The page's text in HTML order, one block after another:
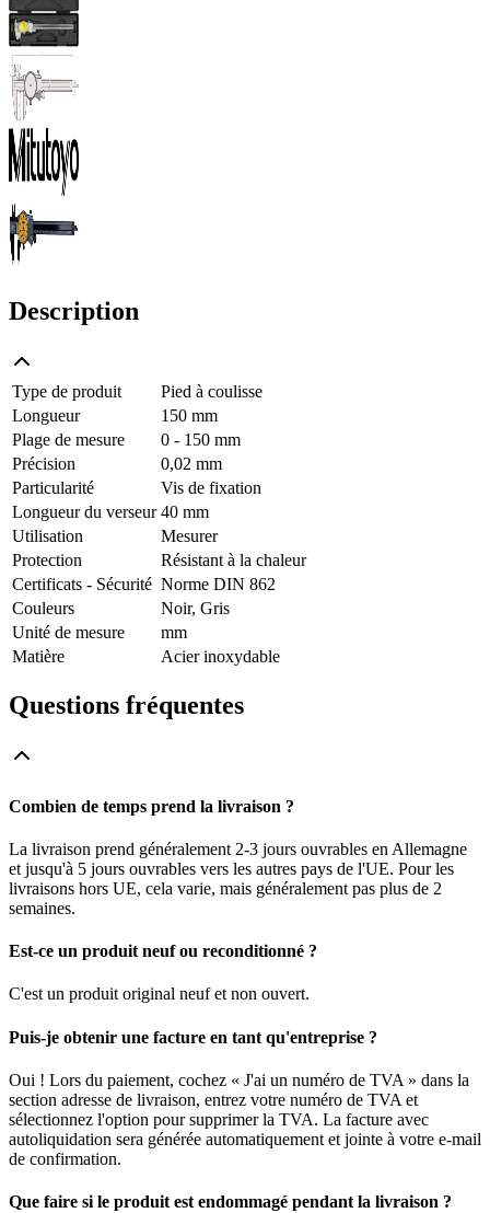
Description
Type de produit
Pied à coulisse
Longueur
150 mm
Plage de mesure
0 - 150 mm
Précision
0,02 mm
Particularité
Vis de fixation
Longueur du verseur 40 mm
Utilisation
Mesurer
Protection
Résistant à la chaleur
Certificats - Sécurité Norme DIN 862
Couleurs
Noir, Gris
Unité de mesure
mm
Matière
Acier inoxydable
Questions fréquentes
Combien de temps prend la livraison ?
La livraison prend généralement 2-3 jours ouvrables en Allemagne
et jusqu'à 5 jours ouvrables vers les autres pays de l'UE. Pour les
livraisons hors UE, cela varie, mais généralement pas plus de 2
semaines.
Est-ce un produit neuf ou reconditionné ?
C'est un produit original neuf et non ouvert.
Puis-je obtenir une facture en tant qu'entreprise ?
Oui ! Lors du paiement, cochez « J'ai un numéro de TVA » dans la
section adresse de livraison, entrez votre numéro de TVA et
sélectionnez l'option pour supprimer la TVA. La facture avec
autoliquidation sera générée automatiquement et jointe à votre e-mail
de confirmation.
Que faire si le produit est endommagé pendant la livraison ?